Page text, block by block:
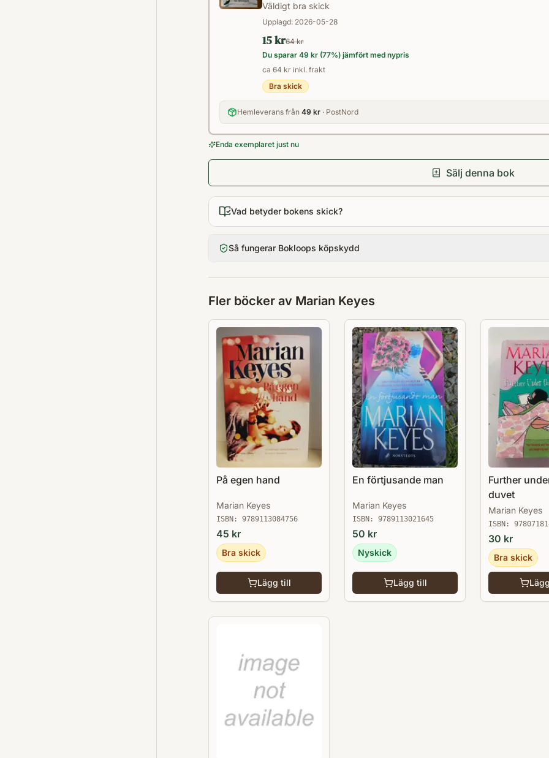
för bäst sålda utländska roman 2001.
Väldigt bra skick
Upplagd: 2026-05-28
15 kr64 kr
Du sparar 49 kr (77%) jämfört med nypris
ca 64 kr inkl. frakt
Bra skick
Hemleverans från 49 kr · PostNord
Enda exemplaret just nu
Sälj denna bok
Vad betyder bokens skick?
Så fungerar Bokloops köpskydd
Fler böcker av Marian Keyes
På egen hand
Marian Keyes
ISBN: 9789113084756
45 kr
Bra skick
Lägg till
En förtjusande man
Marian Keyes
ISBN: 9789113021645
50 kr
Nyskick
Lägg till
Further
duvet
Marian Keyes
ISBN:
30 kr
Bra skick